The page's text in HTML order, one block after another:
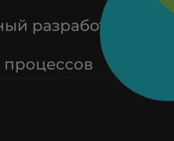
разработчик
процессов